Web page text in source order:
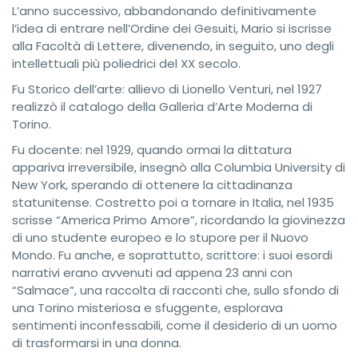
L’anno successivo, abbandonando definitivamente
l’idea di entrare nell’Ordine dei Gesuiti, Mario si iscrisse
alla Facoltà di Lettere, divenendo, in seguito, uno degli
intellettuali più poliedrici del XX secolo.
Fu Storico dell’arte: allievo di Lionello Venturi, nel 1927
realizzò il catalogo della Galleria d’Arte Moderna di
Torino.
Fu docente: nel 1929, quando ormai la dittatura
appariva irreversibile, insegnò alla Columbia University di
New York, sperando di ottenere la cittadinanza
statunitense. Costretto poi a tornare in Italia, nel 1935
scrisse “America Primo Amore”, ricordando la giovinezza
di uno studente europeo e lo stupore per il Nuovo
Mondo. Fu anche, e soprattutto, scrittore: i suoi esordi
narrativi erano avvenuti ad appena 23 anni con
“Salmace”, una raccolta di racconti che, sullo sfondo di
una Torino misteriosa e sfuggente, esplorava
sentimenti inconfessabili, come il desiderio di un uomo
di trasformarsi in una donna.